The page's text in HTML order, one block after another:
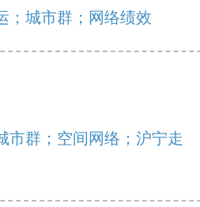
；城市群；网络绩效
市群；空间网络；沪宁走